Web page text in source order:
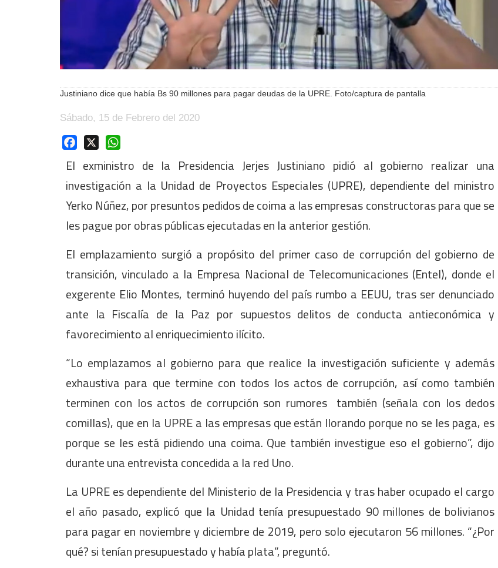
Justiniano dice que había Bs 90 millones para pagar deudas de la UPRE. Foto/captura de pantalla
Sábado, 15 de Febrero del 2020
Facebook
El exministro de la Presidencia Jerjes Justiniano pidió al gobierno realizar una
investigación a la Unidad de Proyectos Especiales (UPRE), dependiente del ministro
Yerko Núñez, por presuntos pedidos de coima a las empresas constructoras para que se
les pague por obras públicas ejecutadas en la anterior gestión.
El emplazamiento surgió a propósito del primer caso de corrupción del gobierno de
transición, vinculado a la Empresa Nacional de Telecomunicaciones (Entel), donde el
exgerente Elio Montes, terminó huyendo del país rumbo a EEUU, tras ser denunciado
ante la Fiscalía de la Paz por supuestos delitos de conducta antieconómica y
favorecimiento al enriquecimiento ilícito.
“Lo emplazamos al gobierno para que realice la investigación suficiente y además
exhaustiva para que termine con todos los actos de corrupción, así como también
terminen con los actos de corrupción son rumores también (señala con los dedos
comillas), que en la UPRE a las empresas que están llorando porque no se les paga, es
porque se les está pidiendo una coima. Que también investigue eso el gobierno”, dijo
durante una entrevista concedida a la red Uno.
La UPRE es dependiente del Ministerio de la Presidencia y tras haber ocupado el cargo
el año pasado, explicó que la Unidad tenía presupuestado 90 millones de bolivianos
para pagar en noviembre y diciembre de 2019, pero solo ejecutaron 56 millones. “¿Por
qué? si tenían presupuestado y había plata”, preguntó.